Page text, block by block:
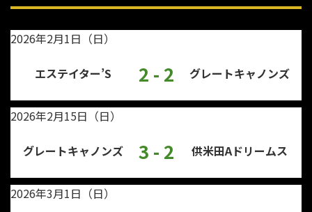
2026年2月1日（日）
エステイター’S 2 - 2 グレートキャノンズ
2026年2月15日（日）
グレートキャノンズ 3 - 2 供米田Aドリームス
2026年3月1日（日）